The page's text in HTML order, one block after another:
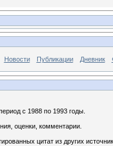
Новости Публикации Дневник
с 1988 по 1993 годы.
оценки, комментарии.
цитат из других